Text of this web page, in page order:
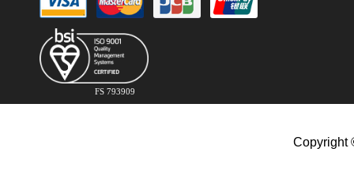
FS 793909
Copyright